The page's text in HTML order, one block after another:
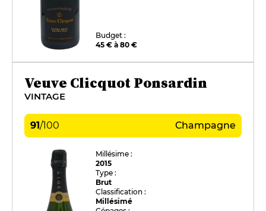
Budget :
45 € à 80 €
Veuve Clicquot Ponsardin
VINTAGE
91/100 Champagne
Millésime :
2015
Type :
Brut
Classification :
Millésimé